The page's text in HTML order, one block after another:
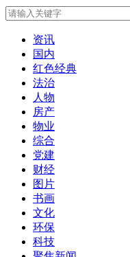
资讯
国内
红色经典
法治
人物
房产
物业
综合
党建
财经
图片
书画
文化
环保
科技